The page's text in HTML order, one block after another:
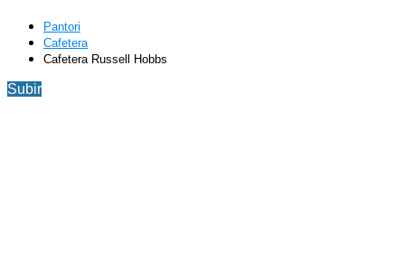
Pantori
Cafetera
Cafetera Russell Hobbs
Subir